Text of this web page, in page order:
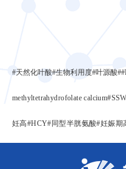
#天然化叶酸#生物利用度#叶源酸#
methyltetrahydrofolate
妊高#HCY# 同型半胱氨酸#妊娠期